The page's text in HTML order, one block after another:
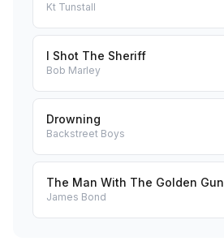
Kt Tunstall
I Shot The Sheriff
Bob Marley
Drowning
Backstreet Boys
The Man With The Golden Gun
James Bond